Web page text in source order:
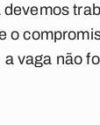
o
vaga não